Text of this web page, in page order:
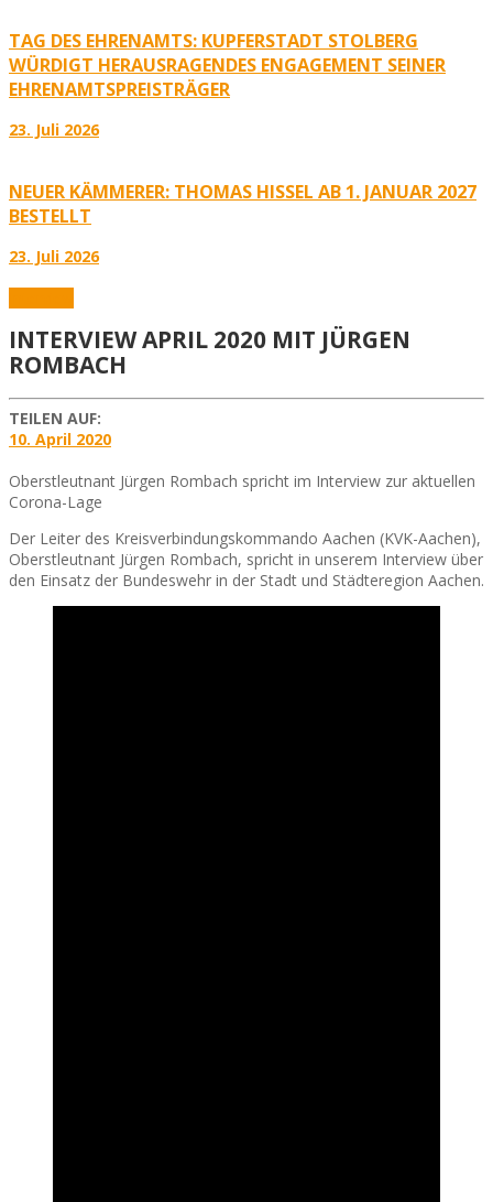
TAG DES EHRENAMTS: KUPFERSTADT STOLBERG
WÜRDIGT HERAUSRAGENDES ENGAGEMENT SEINER
EHRENAMTSPREISTRÄGER
23. Juli 2026
NEUER KÄMMERER: THOMAS HISSEL AB 1. JANUAR 2027
BESTELLT
23. Juli 2026
INTERVIEW APRIL 2020 MIT JÜRGEN
ROMBACH
TEILEN AUF:
10. April 2020
Oberstleutnant Jürgen Rombach spricht im Interview zur aktuellen
Corona-Lage
Der Leiter des Kreisverbindungskommando Aachen (KVK-Aachen),
Oberstleutnant Jürgen Rombach, spricht in unserem Interview über
den Einsatz der Bundeswehr in der Stadt und Städteregion Aachen.